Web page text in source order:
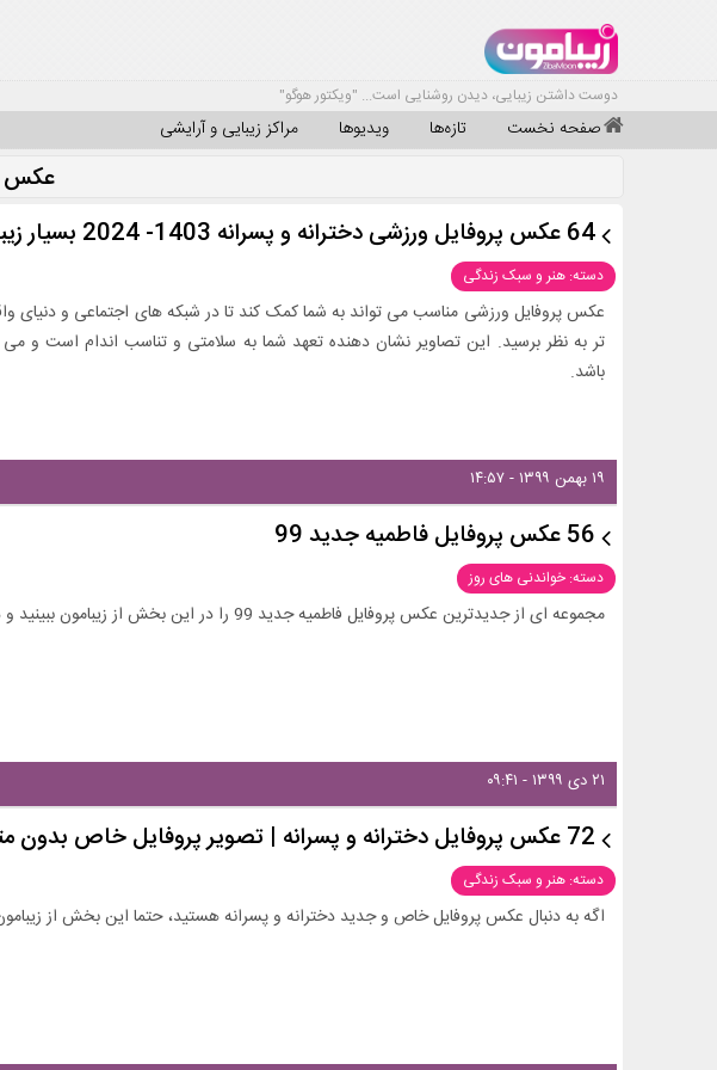
دوست داشتن زیبایی، دیدن روشنایی است... "ویکتور هوگو"
صفحه نخست تازه‌ها ویدیوها مراکز زیبایی و آرایشی
عکس
64 عکس پروفایل ورزشی دخترانه و پسرانه 1403- 2024 بسیار زیبا و کاربردی
دسته: هنر و سبک زندگی
عکس پروفایل ورزشی مناسب می تواند به شما کمک کند تا در شبکه های اجتماعی و دنیای
تر به نظر برسید. این تصاویر نشان دهنده تعهد شما به سلامتی و تناسب اندام است و می
باشد.
۱۹ بهمن ۱۳۹۹ - ۱۴:۵۷
56 عکس پروفایل فاطمیه جدید 99
دسته: خواندنی های روز
مجموعه ای از جدیدترین عکس پروفایل فاطمیه جدید 99 را در این بخش از زیبامون ببینید و دانلود کنید.
۲۱ دی ۱۳۹۹ - ۰۹:۴۱
72 عکس پروفایل دخترانه و پسرانه | تصویر پروفایل خاص بدون متن
دسته: هنر و سبک زندگی
اگه به دنبال عکس پروفایل خاص و جدید دخترانه و پسرانه هستید، حتما این بخش از